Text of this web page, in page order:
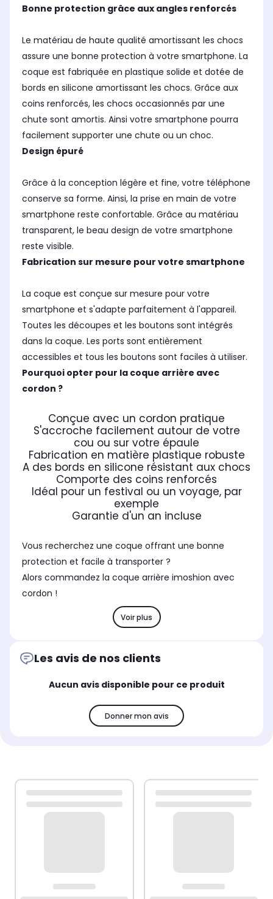
Bonne protection grâce aux angles renforcés
Le matériau de haute qualité amortissant les chocs
assure une bonne protection à votre smartphone. La
coque est fabriquée en plastique solide et dotée de
bords en silicone amortissant les chocs. Grâce aux
coins renforcés, les chocs occasionnés par une
chute sont amortis. Ainsi votre smartphone pourra
facilement supporter une chute ou un choc.
Design épuré
Grâce à la conception légère et fine, votre téléphone
conserve sa forme. Ainsi, la prise en main de votre
smartphone reste confortable. Grâce au matériau
transparent, le beau design de votre smartphone
reste visible.
Fabrication sur mesure pour votre smartphone
La coque est conçue sur mesure pour votre
smartphone et s'adapte parfaitement à l'appareil.
Toutes les découpes et les boutons sont intégrés
dans la coque. Les ports sont entièrement
accessibles et tous les boutons sont faciles à utiliser.
Pourquoi opter pour la coque arrière avec
cordon ?
Conçue avec un cordon pratique
S'accroche facilement autour de votre
cou ou sur votre épaule
Fabrication en matière plastique robuste
A des bords en silicone résistant aux chocs
Comporte des coins renforcés
Idéal pour un festival ou un voyage, par
exemple
Garantie d'un an incluse
Vous recherchez une coque offrant une bonne
protection et facile à transporter ?
Alors commandez la coque arrière imoshion avec
cordon !
Voir plus
Les avis de nos clients
Aucun avis disponible pour ce produit
Donner mon avis